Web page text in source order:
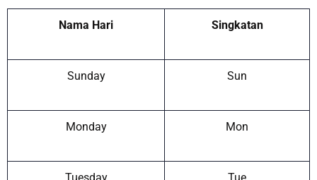
Nama Hari Singkatan
Sunday Sun
Monday Mon